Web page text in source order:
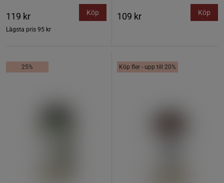
119 kr
Lägsta pris 95 kr
Köp 109 kr Köp
25% Köp fler - upp till 20%